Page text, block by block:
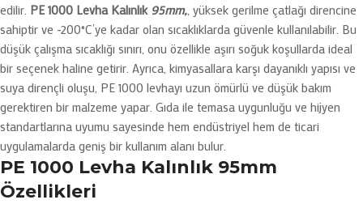
edilir. PE 1000 Levha Kalınlık 95mm,, yüksek gerilme çatlağı direncine
sahiptir ve -200°C’ye kadar olan sıcaklıklarda güvenle kullanılabilir. Bu
düşük çalışma sıcaklığı sınırı, onu özellikle aşırı soğuk koşullarda ideal
bir seçenek haline getirir. Ayrıca, kimyasallara karşı dayanıklı yapısı ve
suya dirençli oluşu, PE 1000 levhayı uzun ömürlü ve düşük bakım
gerektiren bir malzeme yapar. Gıda ile temasa uygunluğu ve hijyen
standartlarına uyumu sayesinde hem endüstriyel hem de ticari
uygulamalarda geniş bir kullanım alanı bulur.
PE 1000 Levha Kalınlık 95mm
Özellikleri